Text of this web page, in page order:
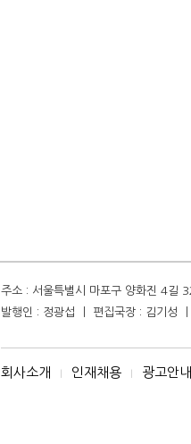
주소 : 서울특별시 마포구 양화진 4길
발행인 : 정광섭 ㅣ 편집국장 : 김기
회사소개 I 인재채용 I 광고안내